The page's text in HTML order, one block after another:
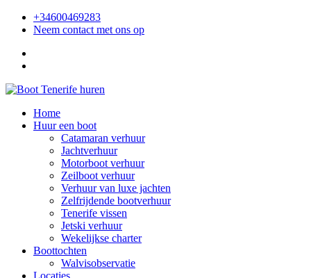
+34600469283
Neem contact met ons op
Home
Huur een boot
Catamaran verhuur
Jachtverhuur
Motorboot verhuur
Zeilboot verhuur
Verhuur van luxe jachten
Zelfrijdende bootverhuur
Tenerife vissen
Jetski verhuur
Wekelijkse charter
Boottochten
Walvisobservatie
Locaties